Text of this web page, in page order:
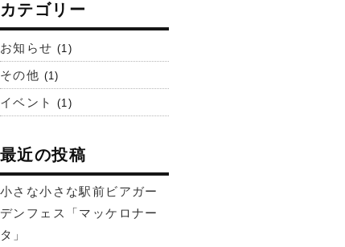
カテゴリー
お知らせ (1)
その他 (1)
イベント (1)
最近の投稿
小さな小さな駅前ビアガー
デンフェス「マッケロナー
タ」